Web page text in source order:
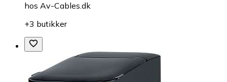
hos Av-Cables.dk
+3 butikker